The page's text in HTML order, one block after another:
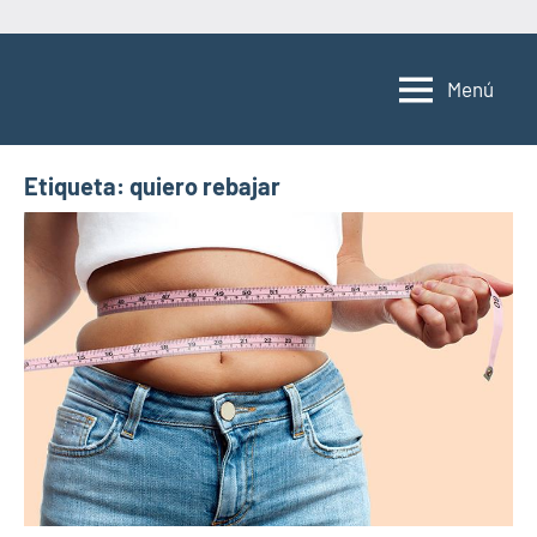
Menú
Etiqueta: quiero rebajar